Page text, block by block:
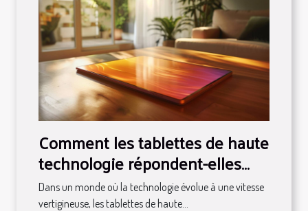
Comment les tablettes de haute
technologie répondent-elles
aux besoins modernes ?
Dans un monde où la technologie évolue à une vitesse
vertigineuse, les tablettes de haute...